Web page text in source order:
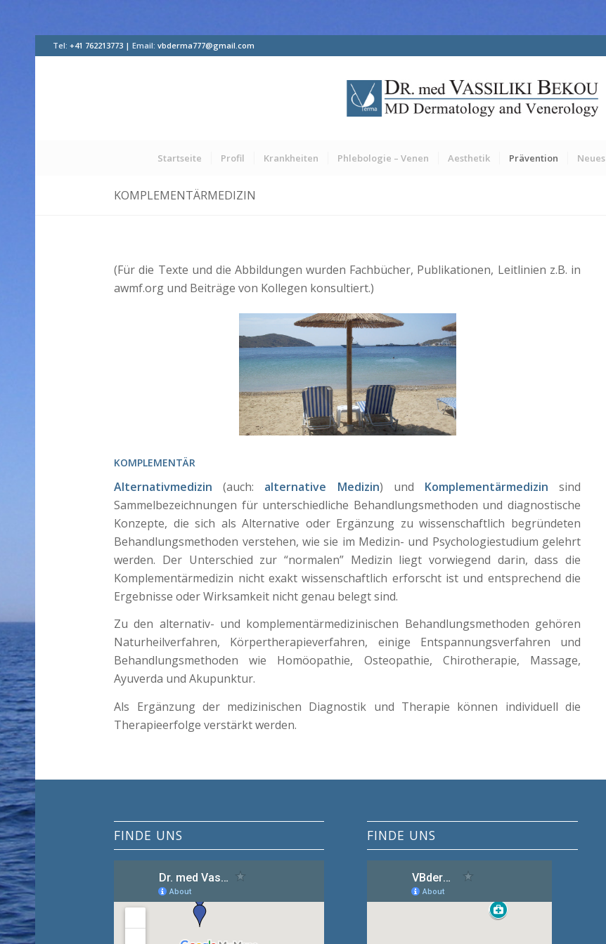
Tel: +41 762213773 | Email: vbderma777@gmail.com
Startseite Profil Krankheiten Phlebologie – Venen Aesthetik Prävention Neues
KOMPLEMENTÄRMEDIZIN
(Für die Texte und die Abbildungen wurden Fachbücher, Publikationen, Leitlinien z.B. in
awmf.org und Beiträge von Kollegen konsultiert.)
KOMPLEMENTÄR
Alternativmedizin (auch: alternative Medizin) und Komplementärmedizin sind
Sammelbezeichnungen für unterschiedliche Behandlungsmethoden und diagnostische
Konzepte, die sich als Alternative oder Ergänzung zu wissenschaftlich begründeten
Behandlungsmethoden verstehen, wie sie im Medizin- und Psychologiestudium gelehrt
werden. Der Unterschied zur “normalen” Medizin liegt vorwiegend darin, dass die
Komplementärmedizin nicht exakt wissenschaftlich erforscht ist und entsprechend die
Ergebnisse oder Wirksamkeit nicht genau belegt sind.
Zu den alternativ- und komplementärmedizinischen Behandlungsmethoden gehören
Naturheilverfahren, Körpertherapieverfahren, einige Entspannungsverfahren und
Behandlungsmethoden wie Homöopathie, Osteopathie, Chirotherapie, Massage,
Ayuverda und Akupunktur.
Als Ergänzung der medizinischen Diagnostik und Therapie können individuell die
Therapieerfolge verstärkt werden.
FINDE UNS FINDE UNS